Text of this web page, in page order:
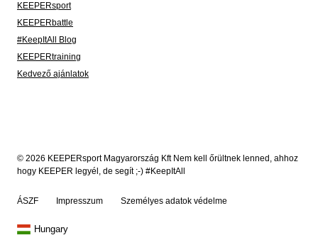
KEEPERsport
KEEPERbattle
#KeepItAll Blog
KEEPERtraining
Kedvező ajánlatok
© 2026 KEEPERsport Magyarország Kft Nem kell őrültnek lenned, ahhoz
hogy KEEPER legyél, de segít ;-) #KeepItAll
ÁSZF Impresszum Személyes adatok védelme
Hungary